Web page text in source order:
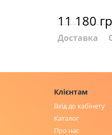
11 180
Доставка
Клієнтам
Вхід до кабінету
Каталог
Про нас